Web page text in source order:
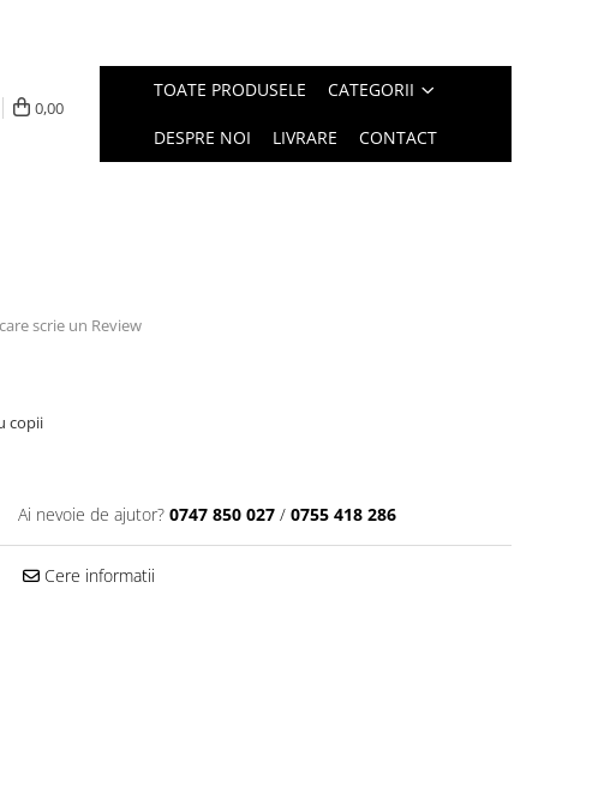
0,00
TOATE PRODUSELE CATEGORII
DESPRE NOI LIVRARE CONTACT
scrie un Review
copii
Ai nevoie de ajutor? 0747 850 027 / 0755 418 286
Cere informatii